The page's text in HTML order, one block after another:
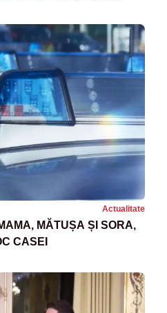
Actualitate
MĂTUȘA ȘI SORA,
CASEI